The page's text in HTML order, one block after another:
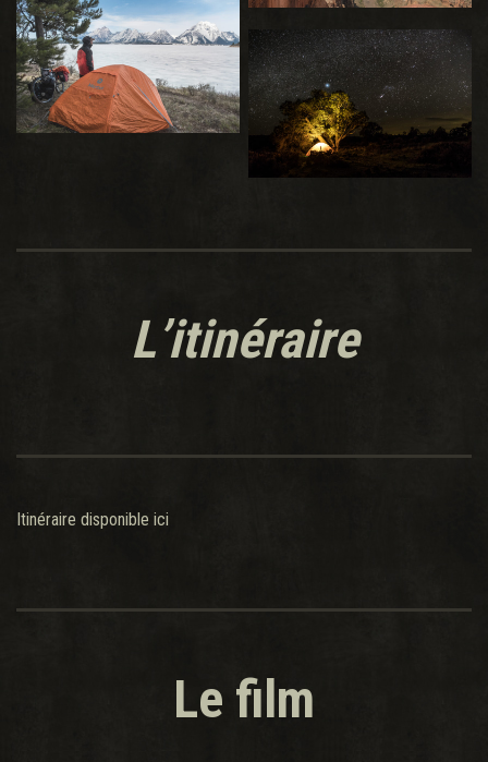
L’itinéraire
Itinéraire disponible ici
Le film